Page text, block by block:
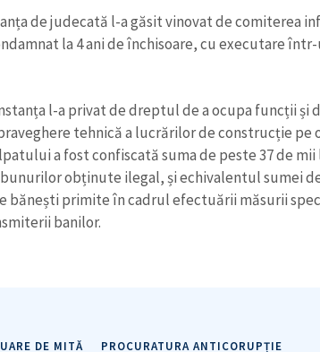
de judecată l-a găsit vinovat de comiterea
la 4 ani de închisoare, cu executare
l-a privat de dreptul de a ocupa funcții și
tehnică a lucrărilor de construcție pe
a fost confiscată suma de peste 37 de
obținute ilegal, și echivalentul sumei
bănești primite în cadrul efectuării măsurii
banilor.
DE MITĂ PROCURATURA ANTICORUPȚIE
Mesajul știrei + Mesajul știrei